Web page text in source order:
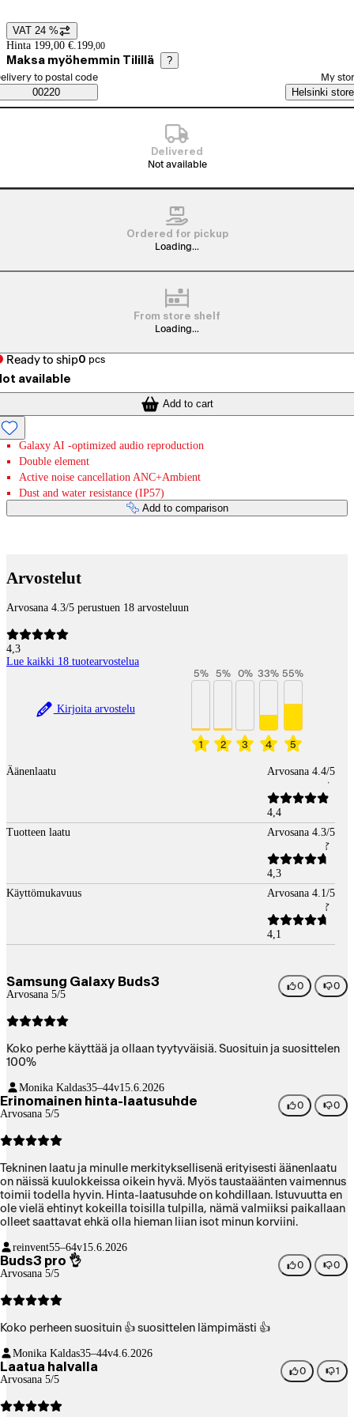
Price details
VAT 24 %
Hinta 199,00 €. 199,00
Maksa myöhemmin Tilillä ?
Saatavuustiedot
order method
to postal code
00220
My
Helsinki store
Delivered
Not available
Ordered for pickup
Loading...
From store shelf
Loading...
Ready to ship0 pcs
available
Add to cart
Galaxy AI -optimized audio reproduction
Double element
Active noise cancellation ANC+Ambient
Dust and water resistance (IP57)
Add to comparison
Arvostelut
Arvosana 4.3/5 perustuen 18 arvosteluun
4,3
Lue kaikki 18 tuotearvostelua
Kirjoita arvostelu
1
5%
2
5%
3
0%
4
33%
5
55%
Äänenlaatu Arvosana 4.4/5
4,4
Tuotteen laatu
Arvosana 4.3/5
4,3
Käyttömukavuus
Arvosana 4.1/5
4,1
Samsung Galaxy Buds3
Arvosana 5/5
0 0
Koko perhe käyttää ja ollaan tyytyväisiä. Suosituin ja suosittelen
100%
Monika Kaldas35–44v15.6.2026
Erinomainen hinta-laatusuhde
Arvosana 5/5
0 0
Tekninen laatu ja minulle merkityksellisenä erityisesti äänenlaatu
on näissä kuulokkeissa oikein hyvä. Myös taustaäänten vaimennus
toimii todella hyvin. Hinta-laatusuhde on kohdillaan. Istuvuutta en
ole vielä ehtinyt kokeilla toisilla tulpilla, nämä valmiiksi paikallaan
olleet saattavat ehkä olla hieman liian isot minun korviini.
reinvent55–64v15.6.2026
Buds3 pro 👌
Arvosana 5/5
0 0
Koko perheen suosituin 👍 suosittelen lämpimästi 👍
Monika Kaldas35–44v4.6.2026
Laatua halvalla
Arvosana 5/5
0 1